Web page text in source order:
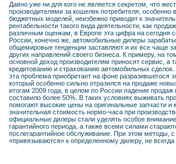
Давно уже ни для кого не является секретом, что
производителями за кошелек потребителя, особенно
бюджетных моделей, неизбежно приводит к
рентабельности такого вида деятельности, как
различным оценкам, в Европе эта цифра на сегодня
России, конечно же, автомобильные дилеры
общемировые тенденции заставляют и их все чаще
других направлений своего бизнеса. К примеру, на
основной доход производителям приносят сервис, а
кредитованию и страхованию автомобильных
эта проблема приобретает на фоне разразившегося
который особенно сильно отразился на продаже
итогам 2009 года, в целом по России падение
составило более 50%. В таких условиях выживать
помогают высокие цены на оригинальные запчасти и
значительная стоимость нормо-часа при
официальные дилеры стали уделять особое
гарантийного периода, а также всеми силами
послегарантийное обслуживание. При этом методы,
«привязываются» к определенному дилеру, не